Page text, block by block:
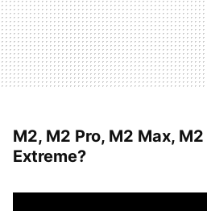
M2, M2 Pro, M2 Max,
Extreme?